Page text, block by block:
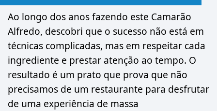
Ao longo dos anos fazendo este Camarão
Alfredo, descobri que o sucesso não está em
técnicas complicadas, mas em respeitar cada
ingrediente e prestar atenção ao tempo. O
resultado é um prato que prova que não
precisamos de um restaurante para desfrutar
de uma experiência de massa